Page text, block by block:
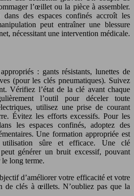
l’œillet ou la pièce à assembler.
des espaces confinés accroît les
peut entraîner une blessure
nécessitant une intervention médicale.
: gants résistants, lunettes de
(pour les clés pneumatiques). Suivez
Vérifiez l’état de la clé avant chaque
l’outil pour déceler toute
utilisez une prise de courant
Évitez les efforts excessifs. Pour les
les espaces confinés, adoptez des
Une formation appropriée est
utilisation sûre et efficace. Une clé
générer un bruit excessif, pouvant
long terme.
d’améliorer votre efficacité et votre
de clés à œillets. N’oubliez pas que la